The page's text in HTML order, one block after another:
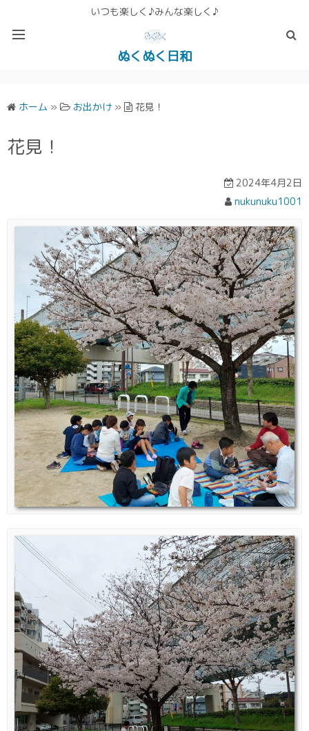
いつも楽しく♪みんな楽しく♪
ぬくぬく日和
ホーム » お出かけ » 花見！
花見！
2024年4月2日
nukunuku1001